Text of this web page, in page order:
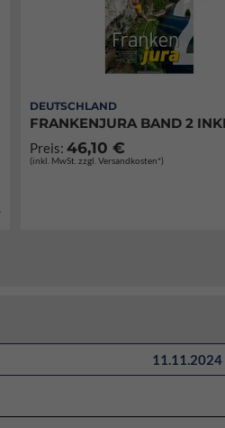
DEUTSCHLAND
FRANKENJURA BAND 2
Preis:46,10 €
(inkl. MwSt. zzgl. Versandkosten*)